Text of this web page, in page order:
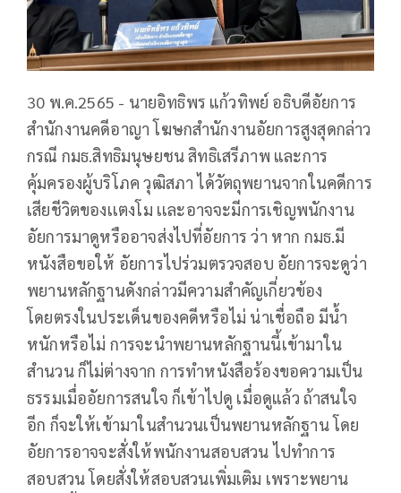
30 พ.ค.2565 - นายอิทธิพร แก้วทิพย์ อธิบดีอัยการ
สำนักงานคดีอาญา โฆษกสำนักงานอัยการสูงสุดกล่าว
กรณี กมธ.สิทธิมนุษยชน สิทธิเสรีภาพ และการ
คุ้มครองผู้บริโภค วุฒิสภา ได้วัตถุพยานจากในคดีการ
เสียชีวิตของเเตงโม เเละอาจจะมีการเชิญพนักงาน
อัยการมาดูหรืออาจส่งไปที่อัยการ ว่า หาก กมธ.มี
หนังสือขอให้ อัยการไปร่วมตรวจสอบ อัยการจะดูว่า
พยานหลักฐานดังกล่าวมีความสำคัญเกี่ยวข้อง
โดยตรงในประเด็นของคดีหรือไม่ น่าเชื่อถือ มีน้ำ
หนักหรือไม่ การจะนำพยานหลักฐานนี้เข้ามาใน
สำนวน ก็ไม่ต่างจาก การทำหนังสือร้องขอความเป็น
ธรรมเมื่ออัยการสนใจ ก็เข้าไปดู เมื่อดูแล้ว ถ้าสนใจ
อีก ก็จะให้เข้ามาในสำนวนเป็นพยานหลักฐาน โดย
อัยการอาจจะสั่งให้พนักงานสอบสวน ไปทำการ
สอบสวน โดยสั่งให้สอบสวนเพิ่มเติม เพราะพยาน